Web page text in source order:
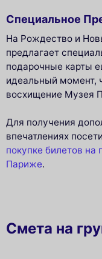
Специальное
На Рождество и
предлагает
подарочные карты
идеальный момент,
восхищение Музея
Для получения
впечатлениях
покупке билетов
Париже.
Смета на